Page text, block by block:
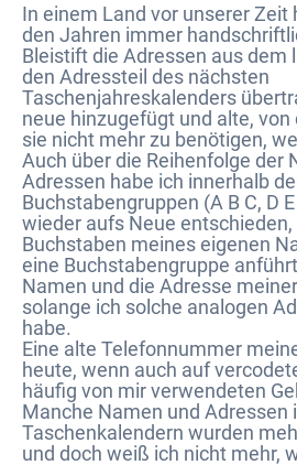
In einem Land vor unserer Zeit
den Jahren immer
Bleistift die Adressen aus dem
den Adressteil des nächsten
Taschenjahreskalenders
neue hinzugefügt und alte,
sie nicht mehr zu benötigen,
Auch über die Reihenfolge der
Adressen habe ich innerhalb
Buchstabengruppen (A B C, D
wieder aufs Neue
Buchstaben meines eigenen
eine Buchstabengruppe
Namen und die Adresse
solange ich solche analogen
habe.
Eine alte Telefonnummer
heute, wenn auch auf
häufig von mir verwendeten
Manche Namen und Adressen
Taschenkalendern wurden
und doch weiß ich nicht mehr,